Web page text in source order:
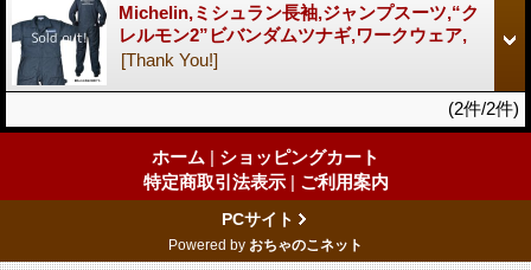
Michelin,ミシュラン長袖,ジャンプスーツ,“ク
レルモン2”ビバンダムツナギ,ワークウェア,
[Thank You!]
(2件/2件)
ホーム | ショッピングカート
特定商取引法表示 | ご利用案内
PCサイト
Powered by おちゃのこネット